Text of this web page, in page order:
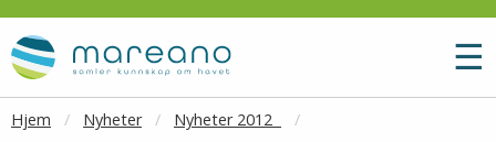
Gå til hovedinnhold
☰
Hjem Nyheter
Nyheter 2012